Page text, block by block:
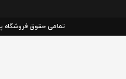
تمامی حقوق